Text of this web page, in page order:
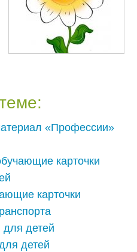
«Профессии»
карточки
карточки
детей
детей